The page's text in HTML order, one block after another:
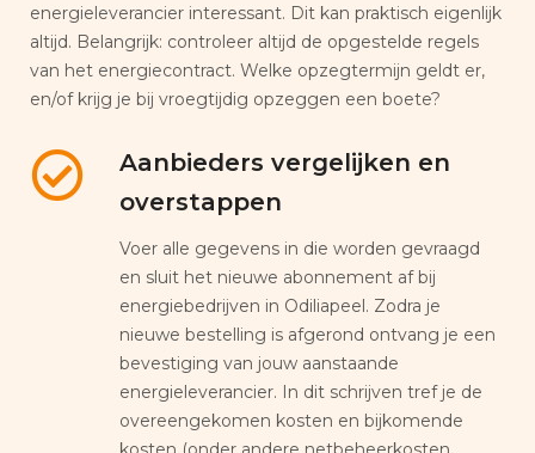
energieleverancier interessant. Dit kan praktisch eigenlijk
altijd. Belangrijk: controleer altijd de opgestelde regels
van het energiecontract. Welke opzegtermijn geldt er,
en/of krijg je bij vroegtijdig opzeggen een boete?
Aanbieders vergelijken en
overstappen
Voer alle gegevens in die worden gevraagd
en sluit het nieuwe abonnement af bij
energiebedrijven in Odiliapeel. Zodra je
nieuwe bestelling is afgerond ontvang je een
bevestiging van jouw aanstaande
energieleverancier. In dit schrijven tref je de
overeengekomen kosten en bijkomende